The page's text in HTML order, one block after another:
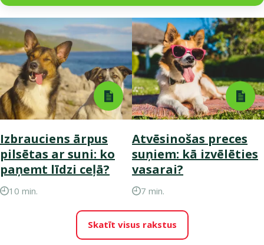
Izbrauciens ārpus
pilsētas ar suni: ko
paņemt līdzi ceļā?
10 min.
Atvēsinošas preces
suņiem: kā izvēlēties
vasarai?
7 min.
Skatīt visus rakstus